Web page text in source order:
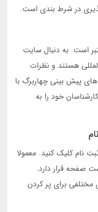
در شرط بندی است.
است. به دنبال سایت
هستند و نظرات
های پیش بینی چهاربرگ با
خود را به
نام کلیک کنید. معمولا
صفحه قرار دارد.
برای پر کردن